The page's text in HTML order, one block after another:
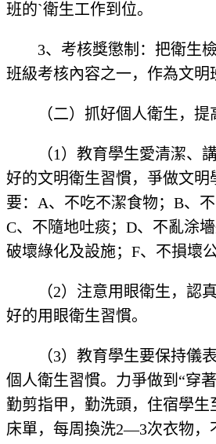
班的`衛生工作到位。
3、考核獎懲制：把衛生
班級考核內容之一，作為文明
（二）抓好個人衛生，提
（1）教育學生愛清潔、
好的文明衛生習慣，爭做文明
要：A、不吃不潔食物；B、不
C、不隨地吐痰；D、不亂涂
破壞綠化及設施；F、不損壞公
（2）注意用眼衛生，認
好的用眼衛生習慣。
（3）教育學生要保持儀
個人衛生習慣。力爭做到“穿
勤剪指甲，勤洗頭，住宿學生
床單，每周換洗2—3次衣物，